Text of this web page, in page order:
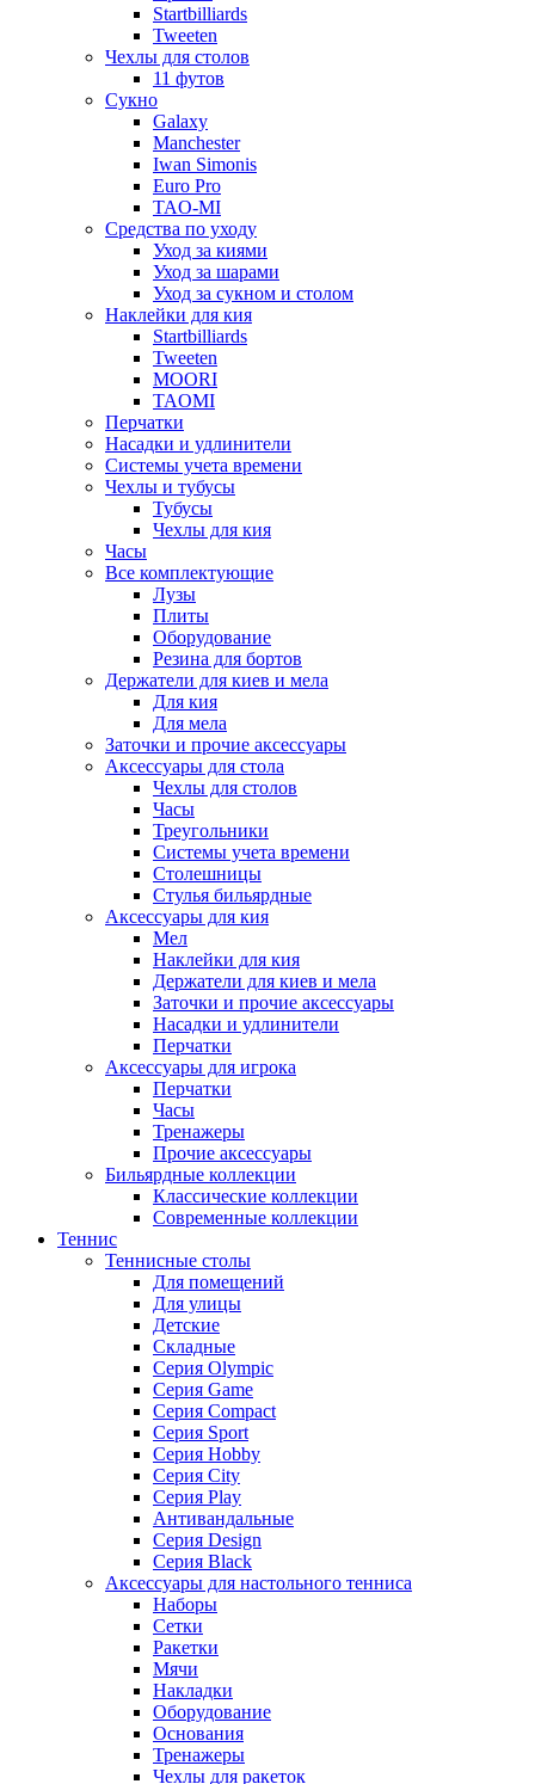
Startbilliards
Tweeten
Чехлы для столов
11 футов
Сукно
Galaxy
Manchester
Iwan Simonis
Euro Pro
TAO-MI
Средства по уходу
Уход за киями
Уход за шарами
Уход за сукном и столом
Наклейки для кия
Startbilliards
Tweeten
MOORI
TAOMI
Перчатки
Насадки и удлинители
Системы учета времени
Чехлы и тубусы
Тубусы
Чехлы для кия
Часы
Все комплектующие
Лузы
Плиты
Оборудование
Резина для бортов
Держатели для киев и мела
Для кия
Для мела
Заточки и прочие аксессуары
Аксессуары для стола
Чехлы для столов
Часы
Треугольники
Системы учета времени
Столешницы
Стулья бильярдные
Аксессуары для кия
Мел
Наклейки для кия
Держатели для киев и мела
Заточки и прочие аксессуары
Насадки и удлинители
Перчатки
Аксессуары для игрока
Перчатки
Часы
Тренажеры
Прочие аксессуары
Бильярдные коллекции
Классические коллекции
Современные коллекции
Теннис
Теннисные столы
Для помещений
Для улицы
Детские
Складные
Серия Olympic
Серия Game
Серия Compact
Серия Sport
Серия Hobby
Серия City
Серия Play
Антивандальные
Серия Design
Серия Black
Аксессуары для настольного тенниса
Наборы
Сетки
Ракетки
Мячи
Накладки
Оборудование
Основания
Тренажеры
Чехлы для ракеток